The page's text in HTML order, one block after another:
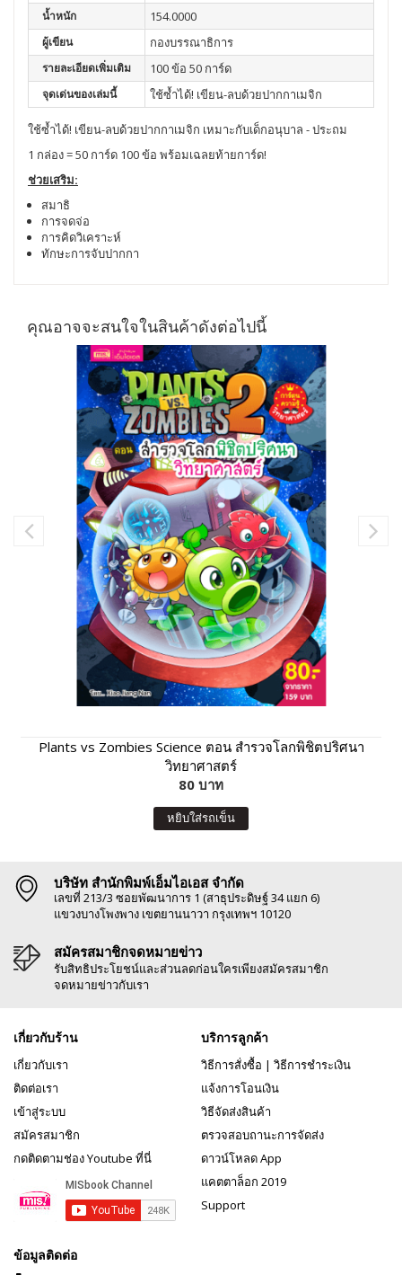
น้ำหนัก 154.0000
ผู้เขียน กองบรรณาธิการ
รายละเอียดเพิ่มเติม 100 ข้อ 50 การ์ด
จุดเด่นของเล่มนี้ ใช้ซ้ำได้! เขียน-ลบด้วยปากกาเมจิก
ใช้ซ้ำได้! เขียน-ลบด้วยปากกาเมจิก เหมาะกับเด็กอนุบาล - ประถม
1 กล่อง = 50 การ์ด 100 ข้อ พร้อมเฉลยท้ายการ์ด!
ช่วยเสริม:
สมาธิ
การจดจ่อ
การคิดวิเคราะห์
ทักษะการจับปากกา
คุณอาจจะสนใจในสินค้าดังต่อไปนี้
Plants vs Zombies Science ตอน สำรวจโลกพิชิตปริศนา
วิทยาศาสตร์
80 บาท
หยิบใส่รถเข็น
บริษัท สำนักพิมพ์เอ็มไอเอส จำกัด
เลขที่ 213/3 ซอยพัฒนาการ 1 (สาธุประดิษฐ์ 34 แยก 6)
แขวงบางโพงพาง เขตยานนาวา กรุงเทพฯ 10120
สมัครสมาชิกจดหมายข่าว
รับสิทธิประโยชน์และส่วนลดก่อนใครเพียงสมัครสมาชิก
จดหมายข่าวกับเรา
เกี่ยวกับร้าน
เกี่ยวกับเรา
ติดต่อเรา
เข้าสู่ระบบ
สมัครสมาชิก
กดติดตามช่อง Youtube ที่นี่
บริการลูกค้า
วิธีการสั่งซื้อ | วิธีการชำระเงิน
แจ้งการโอนเงิน
วิธีจัดส่งสินค้า
ตรวจสอบถานะการจัดส่ง
ดาวน์โหลด App
แคตตาล็อก 2019
Support
ข้อมูลติดต่อ